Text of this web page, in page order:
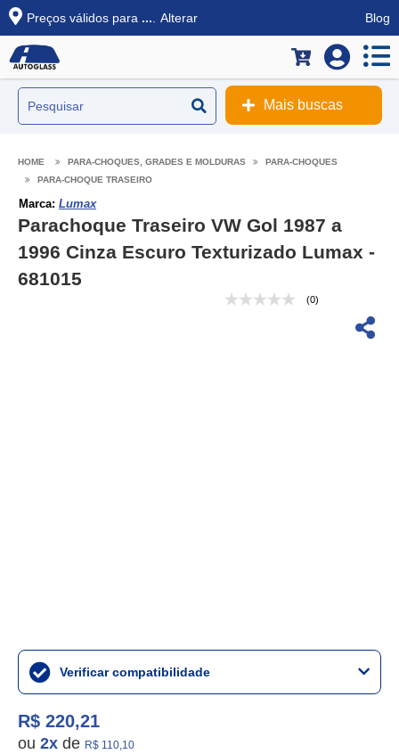
Preços válidos para ... Alterar Blog
Mais buscas
PARA-CHOQUES, GRADES E MOLDURAS
PARA-CHOQUES
PARA-CHOQUE TRASEIRO
Marca: Lumax
Parachoque Traseiro VW Gol 1987 a
1996 Cinza Escuro Texturizado Lumax -
681015
(0)
Verificar compatibilidade
R$ 220,21
ou 2x de R$ 110,10